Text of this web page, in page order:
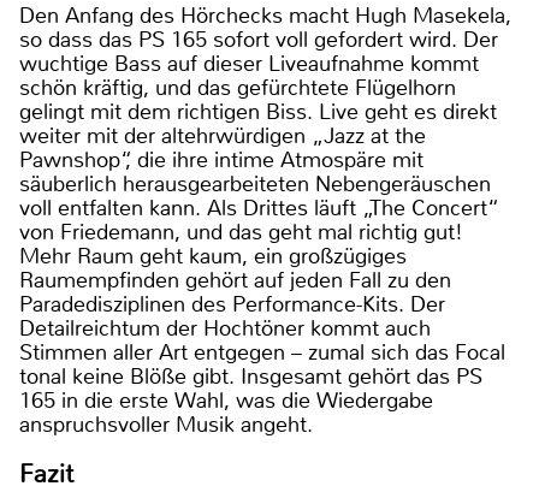
Den Anfang des Hörchecks macht Hugh Masekela,
so dass das PS 165 sofort voll gefordert wird. Der
wuchtige Bass auf dieser Liveaufnahme kommt
schön kräftig, und das gefürchtete Flügelhorn
gelingt mit dem richtigen Biss. Live geht es direkt
weiter mit der altehrwürdigen „Jazz at the
Pawnshop“, die ihre intime Atmospäre mit
säuberlich herausgearbeiteten Nebengeräuschen
voll entfalten kann. Als Drittes läuft „The Concert“
von Friedemann, und das geht mal richtig gut!
Mehr Raum geht kaum, ein großzügiges
Raumempfinden gehört auf jeden Fall zu den
Paradedisziplinen des Performance-Kits. Der
Detailreichtum der Hochtöner kommt auch
Stimmen aller Art entgegen – zumal sich das Focal
tonal keine Blöße gibt. Insgesamt gehört das PS
165 in die erste Wahl, was die Wiedergabe
anspruchsvoller Musik angeht.
Fazit